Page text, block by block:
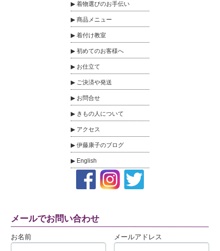
着物選びのお手伝い
商品メニュー
着付け教室
初めてのお客様へ
お仕立て
ご決済や発送
お問合せ
きもの人について
アクセス
伊藤康子のブログ
English
メールでお問い合わせ
お名前 メールアドレス